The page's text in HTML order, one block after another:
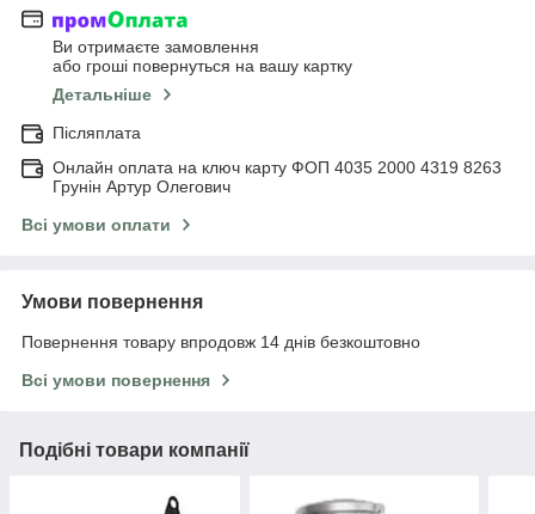
Ви отримаєте замовлення
або гроші повернуться на вашу картку
Детальніше
Післяплата
Онлайн оплата на ключ карту ФОП 4035 2000 4319 8263
Грунін Артур Олегович
Всі умови оплати
Умови повернення
Повернення товару впродовж 14 днів безкоштовно
Всі умови повернення
Подібні товари компанії